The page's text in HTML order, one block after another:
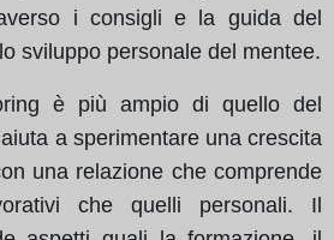
i consigli e la guida del
sviluppo personale del mentee.
è più ampio di quello del
a sperimentare una crescita
una relazione che comprende
che quelli personali. Il